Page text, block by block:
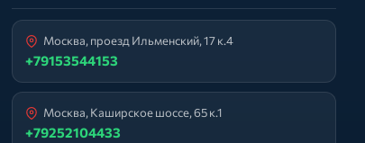
Москва, проезд Ильменский, 17 к.4
+79153544153
Москва, Каширское шоссе, 65 к.1
+79252104433